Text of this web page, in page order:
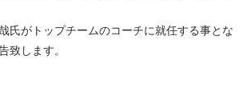
氏がトップチームのコーチに就任する事とな
致します。